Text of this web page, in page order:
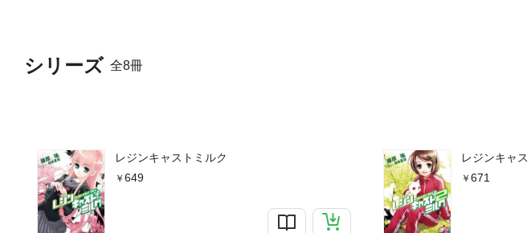
シリーズ 全8冊
レジンキャストミルク
649
レジンキャ
671